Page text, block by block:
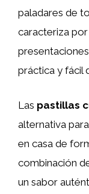
paladares de
caracteriza por
práctica y fácil
Las pastillas
alternativa
en casa de
combinación
un sabor